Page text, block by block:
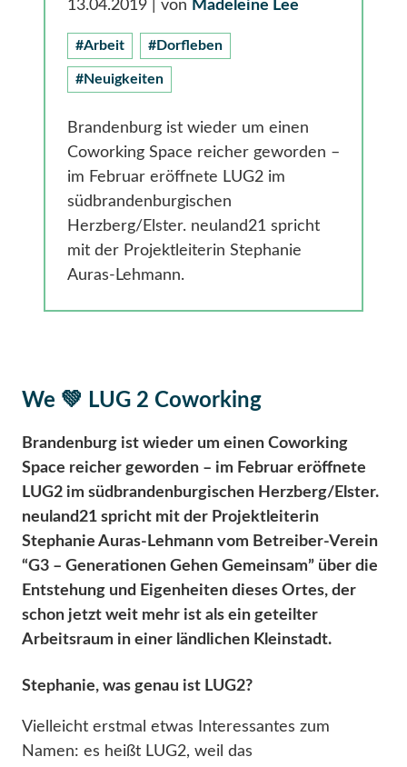
13.04.2019 | von Madeleine Lee
#Arbeit #Dorfleben
#Neuigkeiten
Brandenburg ist wieder um einen
Coworking Space reicher geworden –
im Februar eröffnete LUG2 im
südbrandenburgischen
Herzberg/Elster. neuland21 spricht
mit der Projektleiterin Stephanie
Auras-Lehmann.
We 💚 LUG 2 Coworking
Brandenburg ist wieder um einen Coworking
Space reicher geworden – im Februar eröffnete
LUG2 im südbrandenburgischen Herzberg/Elster.
neuland21 spricht mit der Projektleiterin
Stephanie Auras-Lehmann vom Betreiber-Verein
“G3 – Generationen Gehen Gemeinsam” über die
Entstehung und Eigenheiten dieses Ortes, der
schon jetzt weit mehr ist als ein geteilter
Arbeitsraum in einer ländlichen Kleinstadt.
Stephanie, was genau ist LUG2?
Vielleicht erstmal etwas Interessantes zum
Namen: es heißt LUG2, weil das